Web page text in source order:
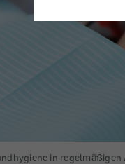
in